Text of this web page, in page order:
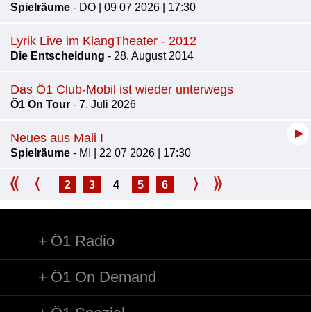
Spielräume - DO | 09 07 2026 | 17:30
Lyrik Live im KlangTheater - 2012
Die Entscheidung - 28. August 2014
Das Ö1 Club-Mobil ist wieder unterwegs
Ö1 On Tour - 7. Juli 2026
Neues aus Mali I
Spielräume - MI | 22 07 2026 | 17:30
2 3 4 5 6
Ö1 Radio
Ö1 On Demand